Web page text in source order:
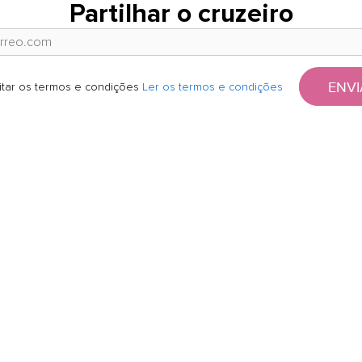
Partilhar o cruzeiro
os termos e condições Ler os termos e condições